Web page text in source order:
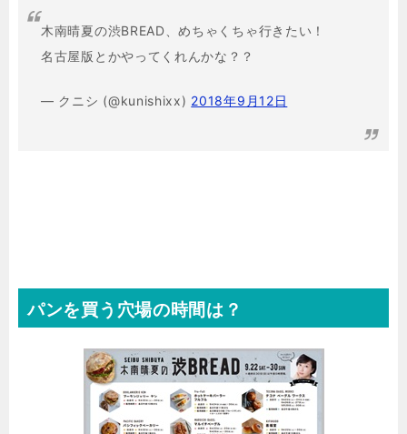
木南晴夏の渋BREAD、めちゃくちゃ行きたい！
名古屋版とかやってくれんかな？？
— クニシ (@kunishixx) 2018年9月12日
パンを買う穴場の時間は？